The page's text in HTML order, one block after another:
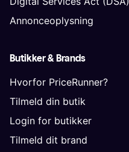
Annonceoplysning
Butikker & Brands
Hvorfor PriceRunner?
Tilmeld din butik
Login for butikker
Tilmeld dit brand